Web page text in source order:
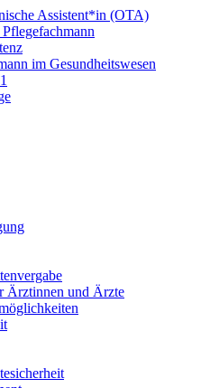
Assistent*in (OTA)
im Gesundheitswesen
Ärztinnen und Ärzte